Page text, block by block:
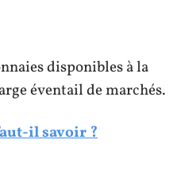
disponibles à la
éventail de marchés.
il savoir ?